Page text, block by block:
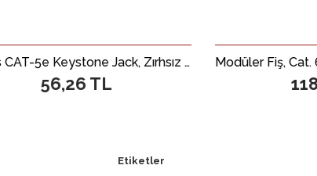
Digitus CAT-5e Keystone Jack, Zırhsız (Unshielded), RJ45, Siyah Renk, LSA
TL 118,61 TL
Etiketler